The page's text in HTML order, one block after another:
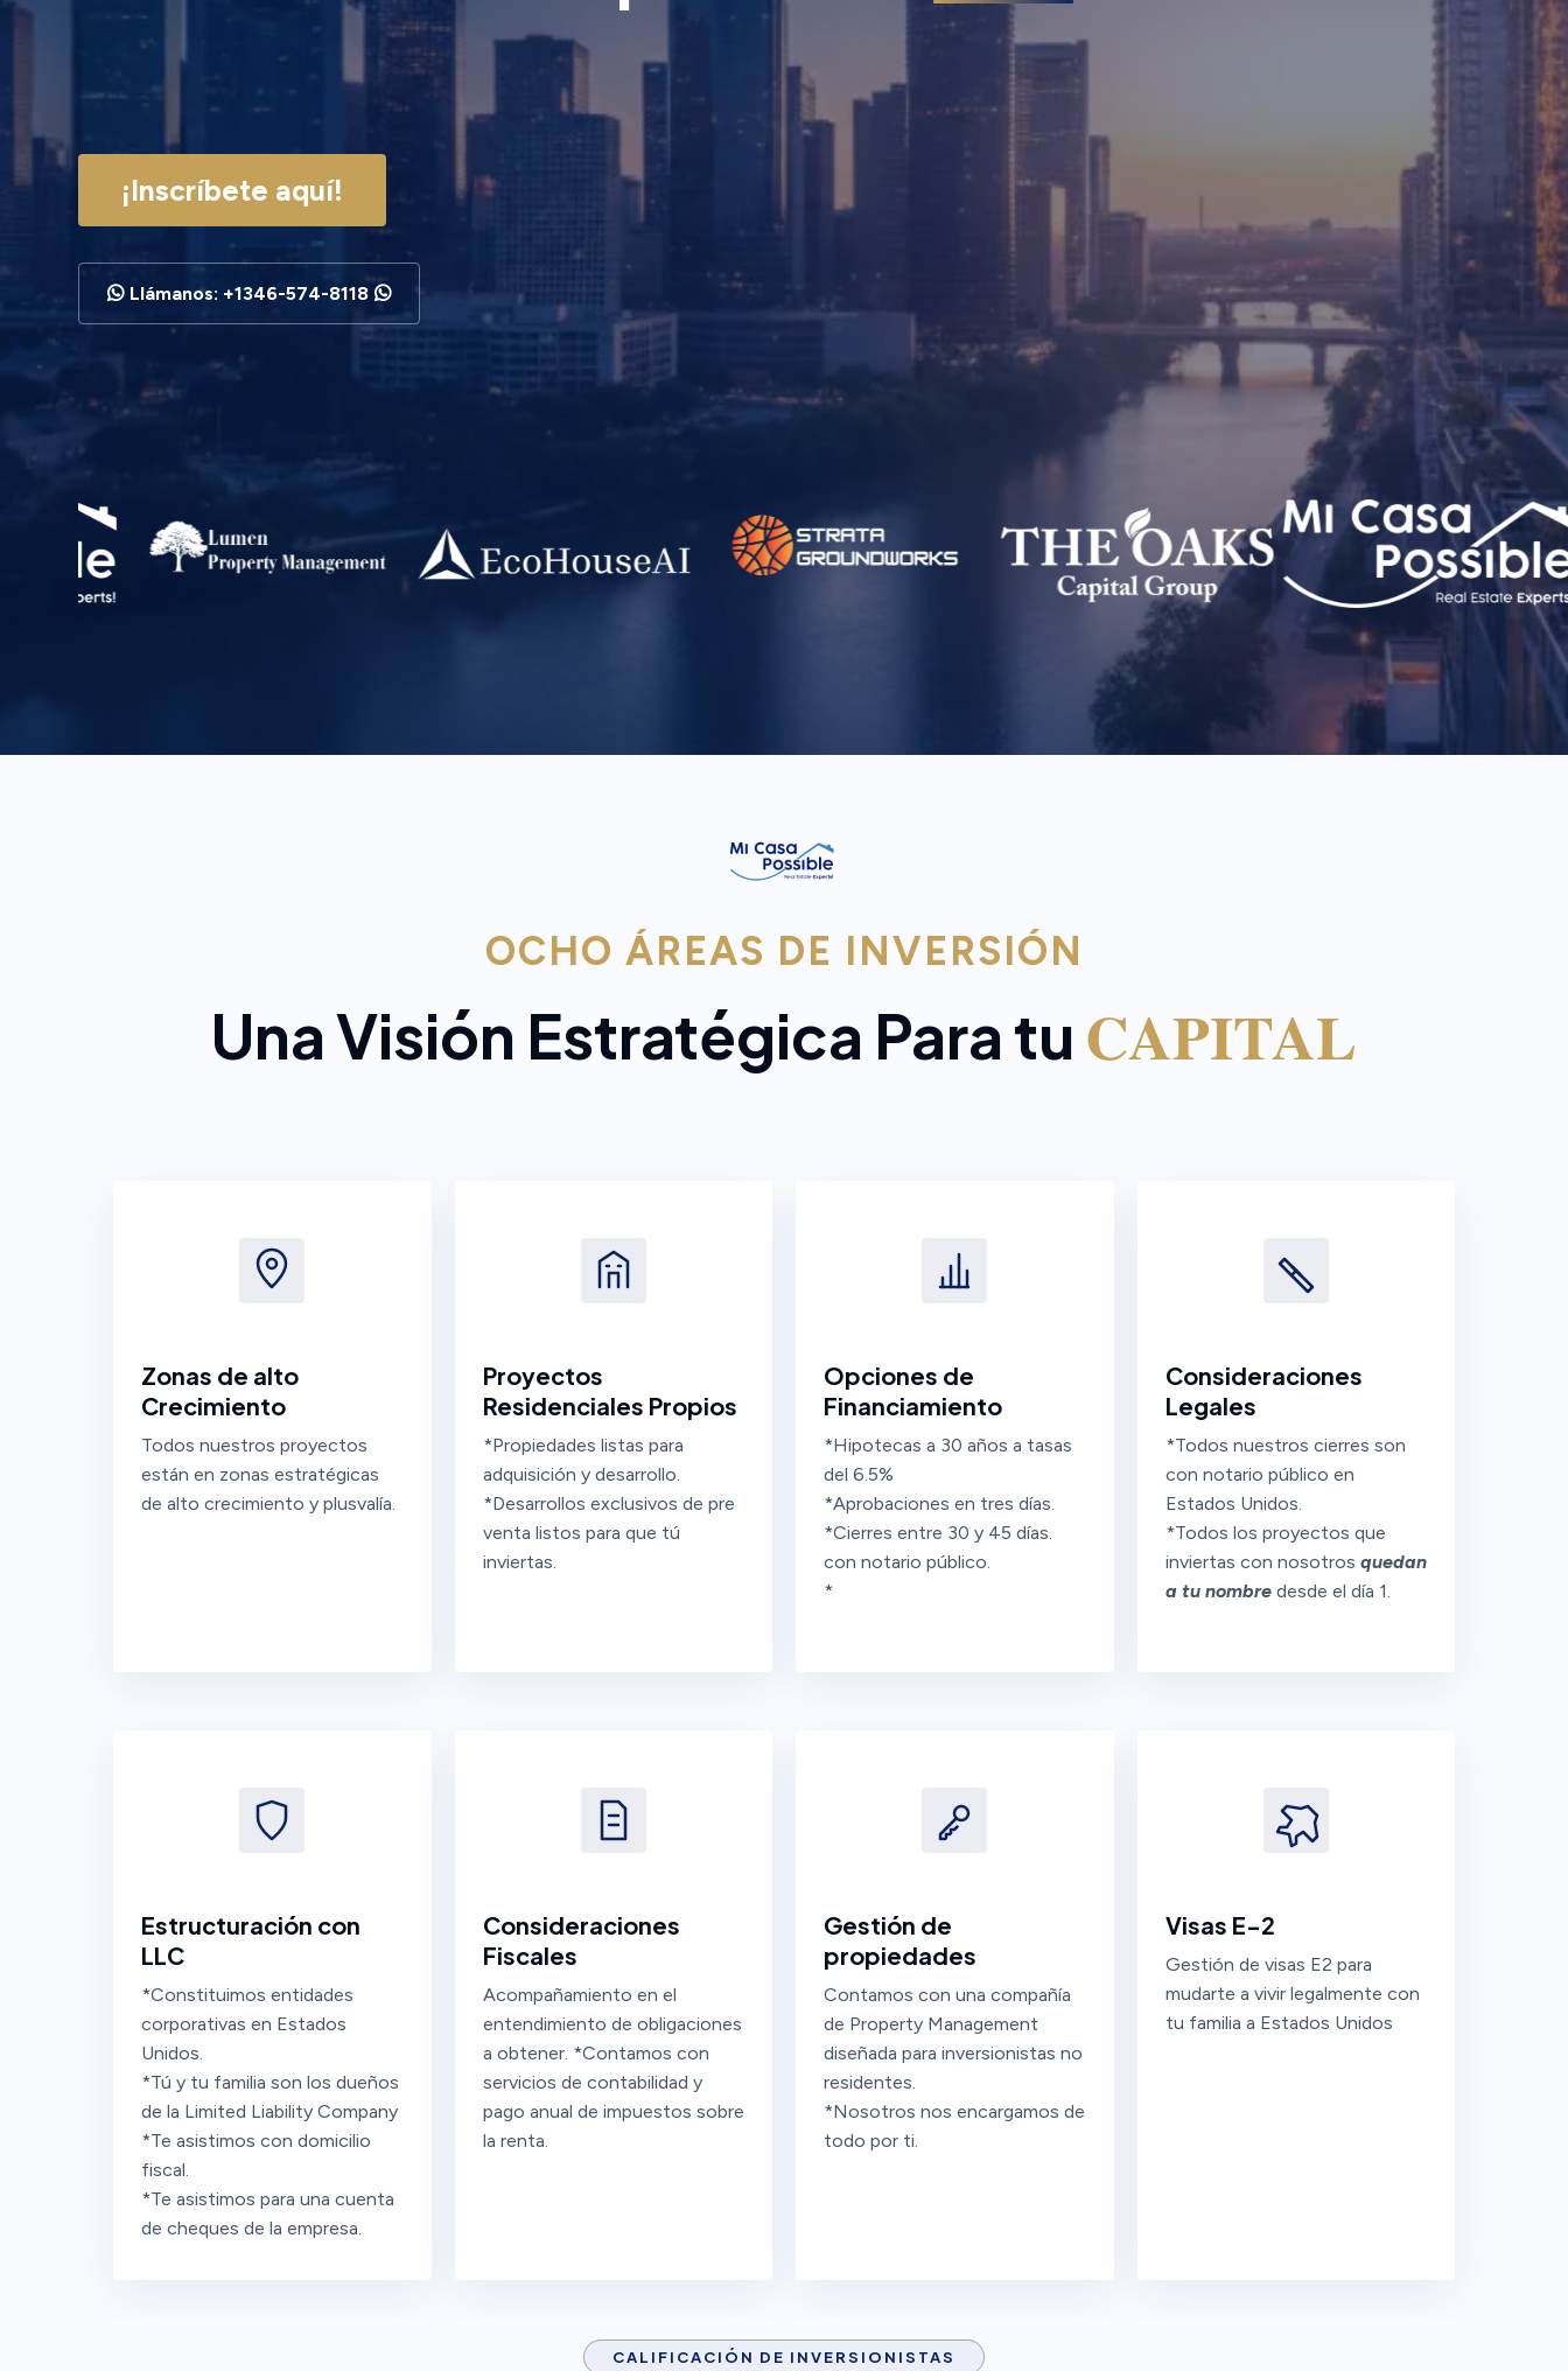
Houston
¡Inscríbete aquí!
Llámanos: +1346-574-8118
OCHO ÁREAS DE INVERSIÓN
Una Visión Estratégica Para tu CAPITAL
Zonas de alto
Crecimiento
Todos nuestros proyectos
están en zonas estratégicas
de alto crecimiento y plusvalía.
Proyectos
Residenciales Propios
*Propiedades listas para
adquisición y desarrollo.
*Desarrollos exclusivos de pre
venta listos para que tú
inviertas.
Opciones de
Financiamiento
*Hipotecas a 30 años a tasas
del 6.5%
*Aprobaciones en tres días.
*Cierres entre 30 y 45 días.
con notario público.
*
Consideraciones
Legales
*Todos nuestros cierres son
con notario público en
Estados Unidos.
*Todos los proyectos que
inviertas con nosotros quedan
a tu nombre desde el día 1.
Estructuración con
LLC
*Constituimos entidades
corporativas en Estados
Unidos.
*Tú y tu familia son los dueños
de la Limited Liability Company
*Te asistimos con domicilio
fiscal.
*Te asistimos para una cuenta
de cheques de la empresa.
Consideraciones
Fiscales
Acompañamiento en el
entendimiento de obligaciones
a obtener. *Contamos con
servicios de contabilidad y
pago anual de impuestos sobre
la renta.
Gestión de
propiedades
Contamos con una compañía
de Property Management
diseñada para inversionistas no
residentes.
*Nosotros nos encargamos de
todo por ti.
Visas E-2
Gestión de visas E2 para
mudarte a vivir legalmente con
tu familia a Estados Unidos
CALIFICACIÓN DE INVERSIONISTAS